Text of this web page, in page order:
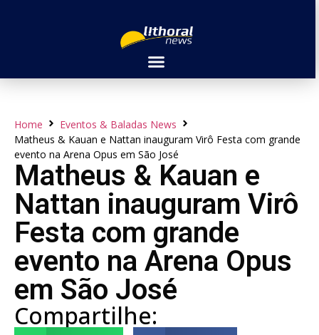
Home
Eventos & Baladas News
Matheus & Kauan e Nattan inauguram Virô Festa com grande
evento na Arena Opus em São José
Matheus & Kauan e
Nattan inauguram Virô
Festa com grande
evento na Arena Opus
em São José
Compartilhe: